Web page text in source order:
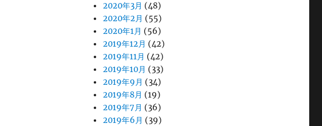
2020年3月 (48)
2020年2月 (55)
2020年1月 (56)
2019年12月 (42)
2019年11月 (42)
2019年10月 (33)
2019年9月 (34)
2019年8月 (19)
2019年7月 (36)
2019年6月 (39)